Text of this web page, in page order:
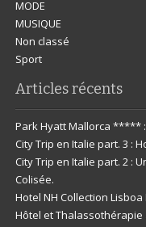
MODE
MUSIQUE
Non classé
Sport
Articles récents
Park Hyatt Mallorca *****
City Trip en Italie part. 3 :
City Trip en Italie part. 2 :
Colisée.
Hotel NH Collection
Hôtel et